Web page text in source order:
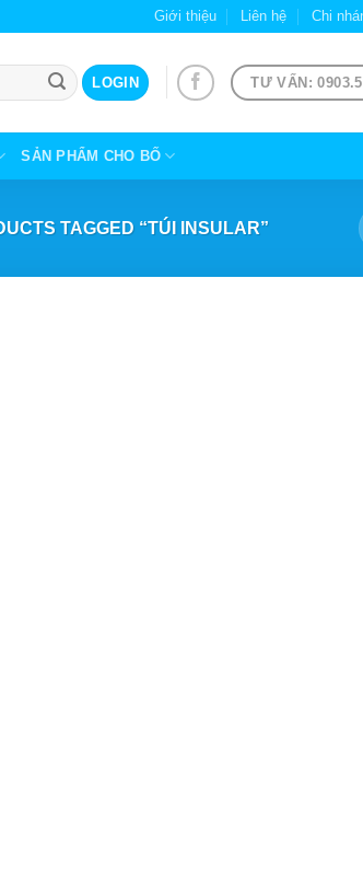
Giới thiệu Liên hệ Chi
LOGIN TƯ VẤN:
SẢN PHẨM CHO BỐ
TAGGED “TÚI INSULAR”